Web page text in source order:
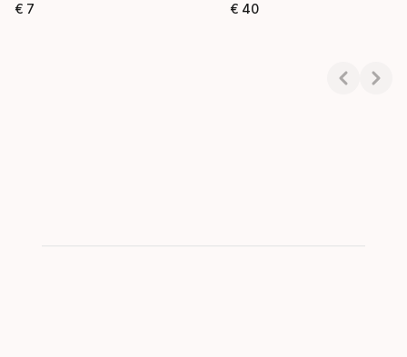
€ 7
Eindprijs
€ 40
Eindprijs